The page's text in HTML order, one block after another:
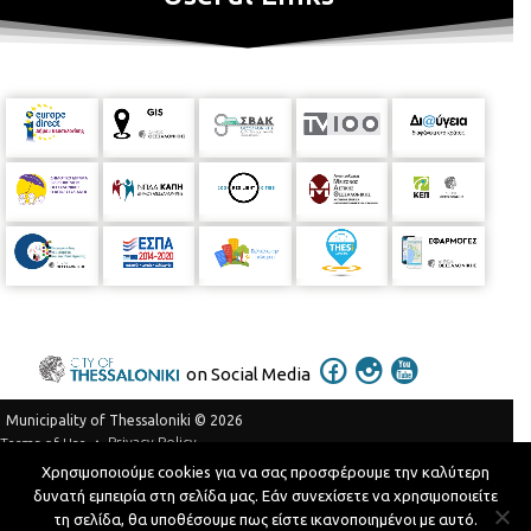
on Social Media
Municipality of Thessaloniki © 2026
Terms of Use
Privacy Policy
Telephone Catalog
Developed byMyCompany Projects
Χρησιμοποιούμε cookies για να σας προσφέρουμε την καλύτερη
δυνατή εμπειρία στη σελίδα μας. Εάν συνεχίσετε να χρησιμοποιείτε
τη σελίδα, θα υποθέσουμε πως είστε ικανοποιημένοι με αυτό.